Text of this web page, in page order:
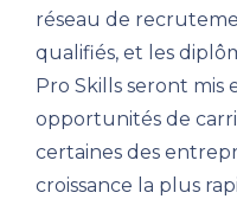
réseau de
qualifiés, et les
Pro Skills seront mis
opportunités de
certaines des
croissance la plus